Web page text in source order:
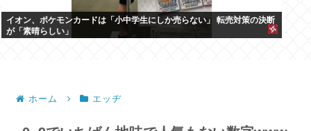
イオン、ポケモンカードは「小中学生にしか売らない」 転売対策の決断
が「素晴らしい」
ホーム エッヂ